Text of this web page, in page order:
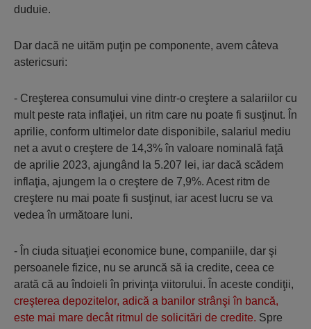
duduie.
Dar dacă ne uităm puţin pe componente, avem câteva
astericsuri:
- Creşterea consumului vine dintr-o creştere a salariilor cu
mult peste rata inflaţiei, un ritm care nu poate fi susţinut. În
aprilie, conform ultimelor date disponibile, salariul mediu
net a avut o creştere de 14,3% în valoare nominală faţă
de aprilie 2023, ajungând la 5.207 lei, iar dacă scădem
inflaţia, ajungem la o creştere de 7,9%. Acest ritm de
creştere nu mai poate fi susţinut, iar acest lucru se va
vedea în următoare luni.
- În ciuda situaţiei economice bune, companiile, dar şi
persoanele fizice, nu se aruncă să ia credite, ceea ce
arată că au îndoieli în privinţa viitorului. În aceste condiţii,
creşterea depozitelor, adică a banilor strânşi în bancă,
este mai mare decât ritmul de solicitări de credite. Spre